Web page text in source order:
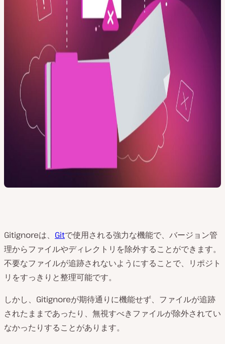
Gitignoreは、 Gitで使用される強力な機能で、バージョン管
理からファイルやディレクトリを除外することができます。
不要なファイルが追跡されないようにすることで、リポジト
リをすっきりと整理可能です。
しかし、Gitignoreが期待通りに機能せず、ファイルが追跡
されたままであったり、無視すべきファイルが除外されてい
なかったりすることがあります。